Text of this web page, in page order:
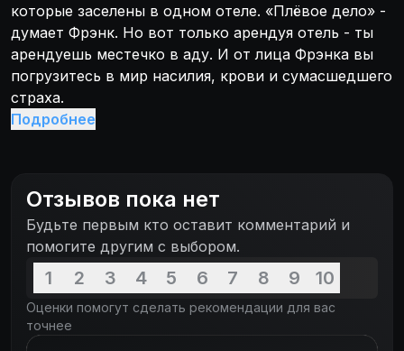
которые заселены в одном отеле. «Плёвое дело» -
думает Фрэнк. Но вот только арендуя отель - ты
арендуешь местечко в аду. И от лица Фрэнка вы
погрузитесь в мир насилия, крови и сумасшедшего
страха.
Подробнее
Отзывов пока нет
Будьте первым кто оставит комментарий и
помогите другим с выбором.
1 2 3 4 5 6 7 8 9 10
Оценки помогут сделать рекомендации для вас
точнее